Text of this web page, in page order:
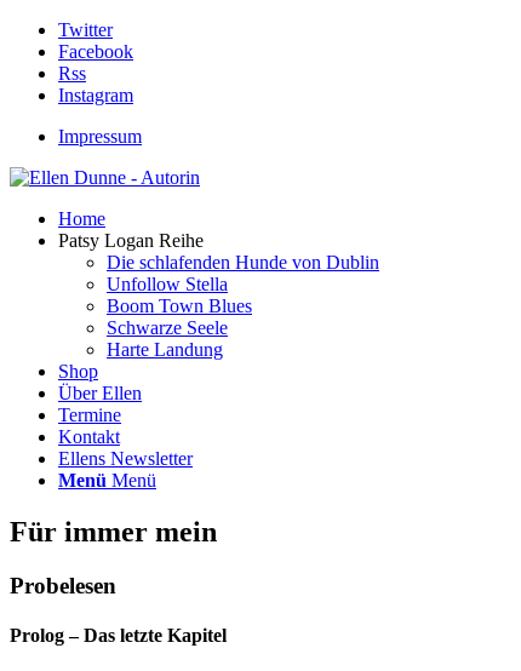
Twitter
Facebook
Rss
Instagram
Impressum
Home
Patsy Logan Reihe
Die schlafenden Hunde von Dublin
Unfollow Stella
Boom Town Blues
Schwarze Seele
Harte Landung
Shop
Über Ellen
Termine
Kontakt
Ellens Newsletter
Menü Menü
Für immer mein
Probelesen
Prolog – Das letzte Kapitel